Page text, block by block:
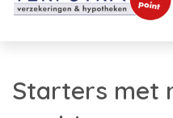
Starters met